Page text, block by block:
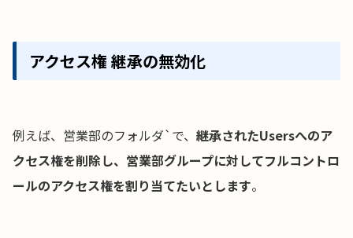
アクセス権 継承の無効化
例えば、営業部のフォルダ`で、 継承されたUsersへのア
クセス権を削除し、営業部グループに対してフルコントロ
ールのアクセス権を割り当てたいとします。